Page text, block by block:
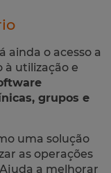
ainda o acesso a
utilização e
grupos e
uma solução
as operações
a melhorar